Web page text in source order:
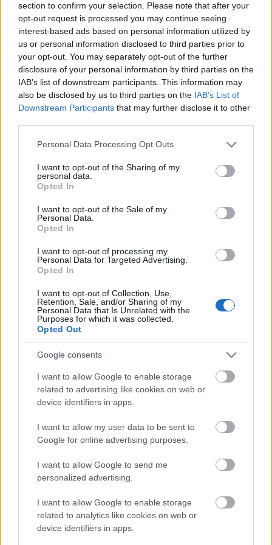
section to confirm your selection. Please note that after your
opt-out request is processed you may continue seeing
interest-based ads based on personal information utilized by
us or personal information disclosed to third parties prior to
your opt-out. You may separately opt-out of the further
disclosure of your personal information by third parties on the
IAB’s list of downstream participants. This information may
also be disclosed by us to third parties on the IAB’s List of
Downstream Participants that may further disclose it to other
Please note that this website/app uses one or more Google
not limited to your visit or usage behaviour. You may click to
grant or deny consent to Google and its third-party tags to
use your data for below specified purposes in below Google
consent section.
Personal Data Processing Opt Outs
I want to opt-out of the Sharing of my
personal data.
Opted In
I want to opt-out of the Sale of my
Personal Data.
Opted In
I want to opt-out of processing my
Personal Data for Targeted Advertising.
Opted In
I want to opt-out of Collection, Use,
Retention, Sale, and/or Sharing of my
Personal Data that Is Unrelated with the
Purposes for which it was collected.
Opted Out
Google consents
I want to allow Google to enable storage
related to advertising like cookies on web or
device identifiers in apps.
I want to allow my user data to be sent to
Google for online advertising purposes.
I want to allow Google to send me
personalized advertising.
I want to allow Google to enable storage
related to analytics like cookies on web or
device identifiers in apps.
FreeBSD-n
blackshepherd•2009. október 14.
A korábbi cikkekből megtudhattuk hogy teljesít a
MySQL FreeBSD-n, és hogy mennyit gyorsult a 8-as
kiadással a 7-eshez képest. De ez elég vajon ahhoz,
hogy a Linuxot és az OpenSolarist lekörözze? Íme: A
sysbench read-write teszten a Linux (ext3-mal, lásd
korábbi cikket, ez adja Linuxon…
FreeBSD: ZFS, vagy UFS a
{My,Postgre}SQL alá?
A MySQL és PostgreSQL történelem cikkek alapját
képező adathalmaz további elemzése közben újabb
grafikonok születtek. Ezek a MySQL és a PostgreSQL
viselkedését mutatják FreeBSD (8) alatt, UFS és ZFS
változatlan, a…
Érdemes-e FreeBSD 8-ra frissítenem?
blackshepherd• 2009. október 05.
Igen, a válasz egyértelmű igen: Brutálisnak tűnik, és
az is: FreeBSD performance improvement between
7.x and 8.x Test Peak performance 7.x->8.x MySQL
OLTP RO 1.6970x MySQL…
FreeBSD 8: is it worth to upgrade?
blackshepherd
Definitely: Looks brutal, and it is: FreeBSD
performance improvement between 7.x and 8.x Test